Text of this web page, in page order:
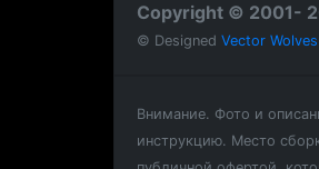
Copyright © 2001-
© Designed Vector Wolves
Внимание. Фото и
инструкцию. Место